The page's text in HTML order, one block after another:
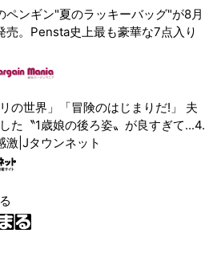
ペンギン"夏のラッキーバッグ"が8月
売。Pensta史上最も豪華な7点入り
リの世界」「冒険のはじまりだ!」 夫
た〝1歳娘の後ろ姿〟が良すぎて...4.
激|Jタウンネット